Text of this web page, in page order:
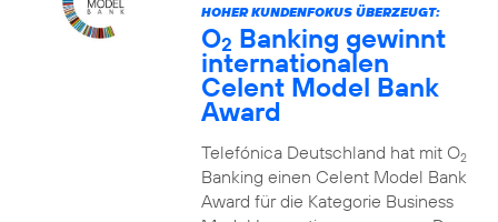
HOHER KUNDENFOKUS ÜBERZEUGT:
O2 Banking gewinnt
internationalen
Celent Model Bank
Award
Telefónica Deutschland hat mit O2
Banking einen Celent Model Bank
Award für die Kategorie Business